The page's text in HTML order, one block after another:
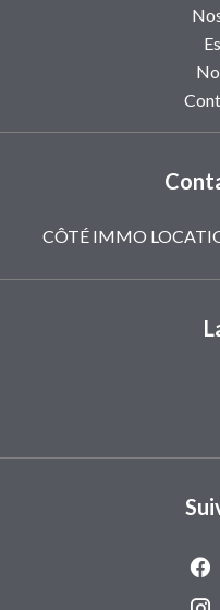
CÔTÉ IMMO